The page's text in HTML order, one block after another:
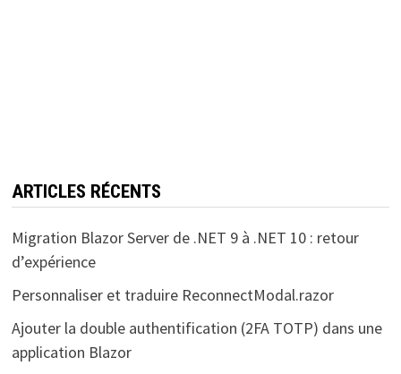
ARTICLES RÉCENTS
Migration Blazor Server de .NET 9 à .NET 10 : retour
d’expérience
Personnaliser et traduire ReconnectModal.razor
Ajouter la double authentification (2FA TOTP) dans une
application Blazor